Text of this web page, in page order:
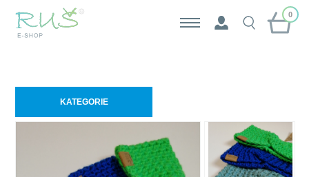
0
KATEGORIE